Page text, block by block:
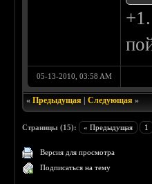
05-13-2010, 03:58 AM
«Предыдущая |Следующая »
Страницы (15): « Предыдущая 1
Версия для просмотра
Подписаться на тему